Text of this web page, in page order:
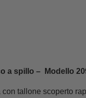
a spillo – Modello
tallone scoperto